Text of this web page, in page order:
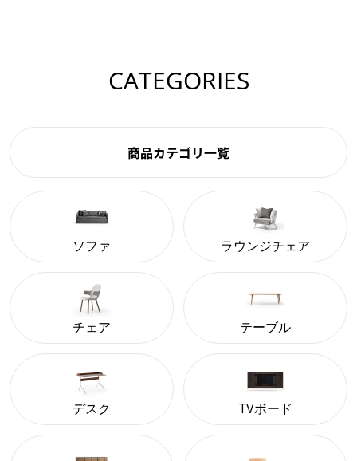
CATEGORIES
商品カテゴリ一覧
ソファ ラウンジチェア
チェア テーブル
デスク TVボード